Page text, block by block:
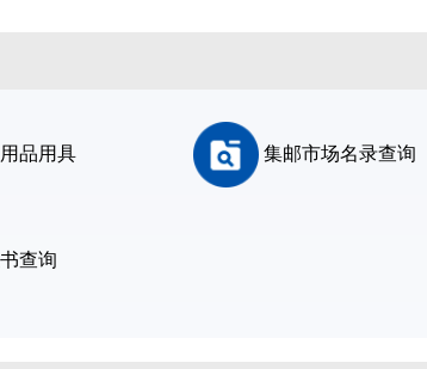
品用具 集邮市场名录查询
查询